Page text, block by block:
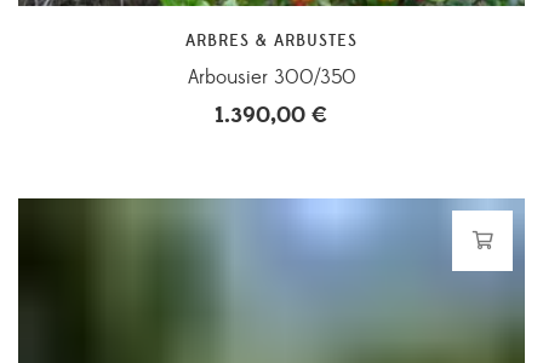
ARBRES & ARBUSTES
Arbousier 300/350
1.390,00 €